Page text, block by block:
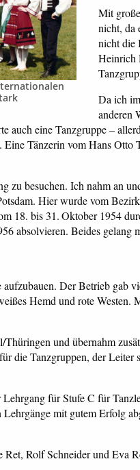
Mit
nicht, da
nicht die
Heinrich
Da ich
anderen
auch eine Tanzgruppe –
Tänzerin vom Hans
zu besuchen. Ich nahm an
Hier wurde vom
18. bis 31. Oktober 1954
absolvieren. Beides gelang
Der Betrieb
Hemd und rote
und übernahm
die Tanzgruppen, der
für Stufe C für
mit gutem Erfolg
Rolf Schneider und Eva